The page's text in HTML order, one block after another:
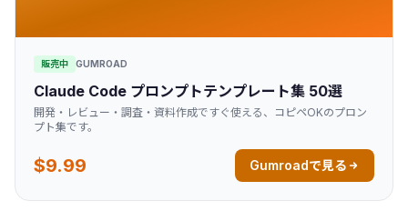
販売中 GUMROAD
Claude Code プロンプトテンプレート集 50選
開発・レビュー・調査・資料作成ですぐ使える、コピペOKのプロン
プト集です。
$9.99 Gumroadで見る